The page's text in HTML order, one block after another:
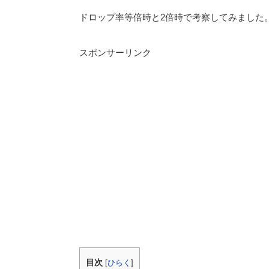
ドロップ率等倍時と2倍時で考察してみました。
スポンサーリンク
目次 [ひらく ]